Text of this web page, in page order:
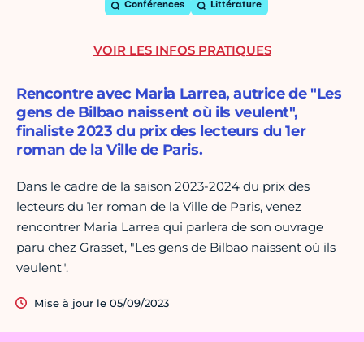
Conférences Littérature
Rencontre avec Maria Larrea, autrice de "Les
gens de Bilbao naissent où ils veulent",
finaliste 2023 du prix des lecteurs du 1er
roman de la Ville de Paris.
Dans le cadre de la saison 2023-2024 du prix des
lecteurs du 1er roman de la Ville de Paris, venez
rencontrer Maria Larrea qui parlera de son ouvrage
paru chez Grasset, "Les gens de Bilbao naissent où ils
veulent".
Mise à jour le 05/09/2023
VOIR LES INFOS PRATIQUES